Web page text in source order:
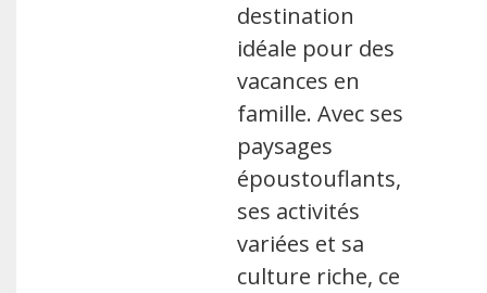
destination
idéale pour des
vacances en
famille. Avec ses
paysages
époustouflants,
ses activités
variées et sa
culture riche, ce